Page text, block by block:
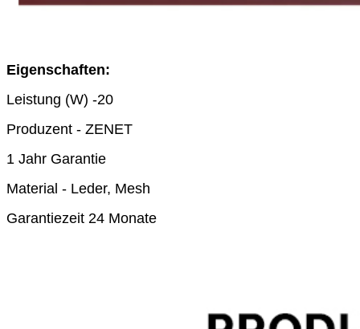
Eigenschaften:
Leistung (W) -20
Produzent - ZENET
1 Jahr Garantie
Material - Leder, Mesh
Garantiezeit 24 Monate